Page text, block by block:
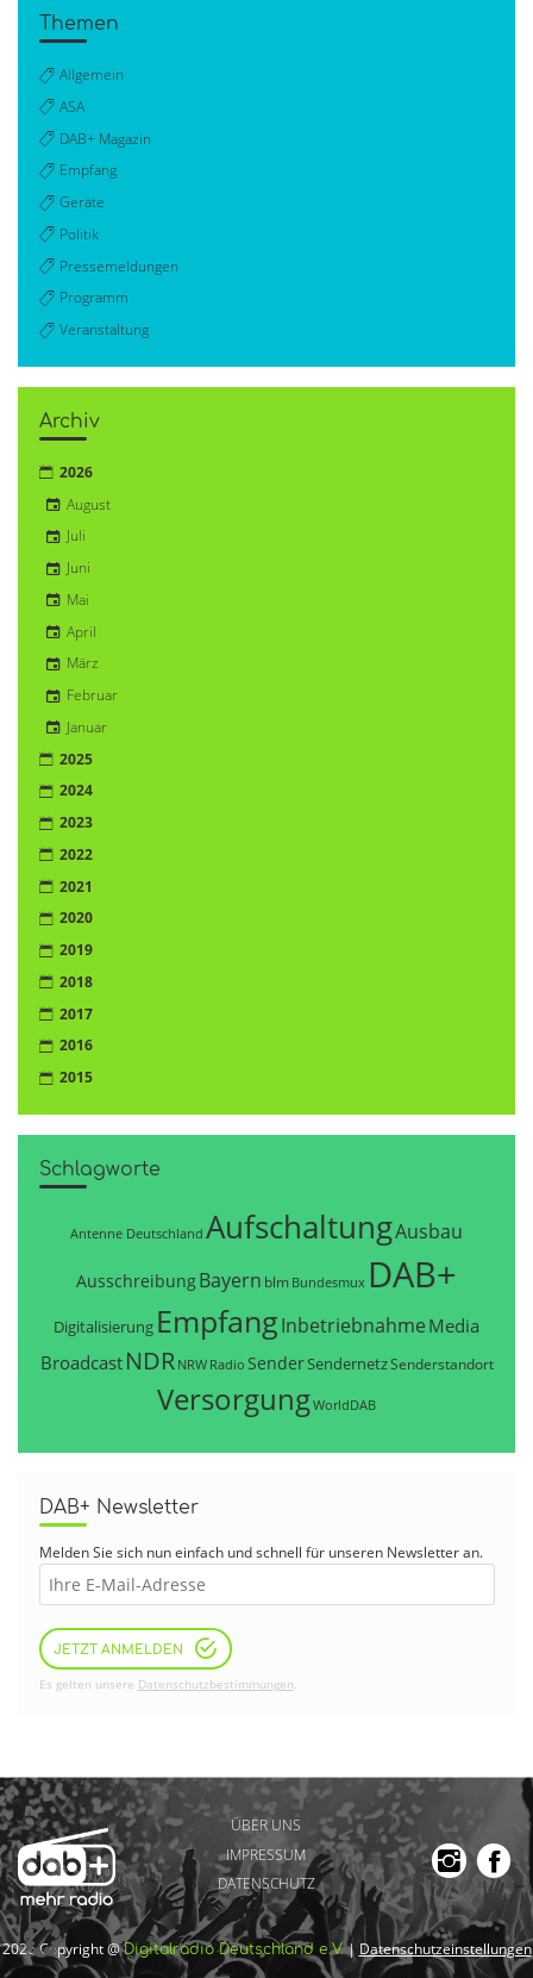
Themen
Allgemein
ASA
DAB+ Magazin
Empfang
Geräte
Politik
Pressemeldungen
Programm
Veranstaltung
Archiv
2026
August
Juli
Juni
Mai
April
März
Februar
Januar
2025
2024
2023
2022
2021
2020
2019
2018
2017
2016
2015
Schlagworte
Antenne Deutschland AufschaltungAusbau
AusschreibungBayern blm Bundesmux DAB+
Digitalisierung EmpfangInbetriebnahme Media
Broadcast NDR NRW Radio SenderSendernetzSenderstandort
VersorgungWorldDAB
DAB+ Newsletter
Melden Sie sich nun einfach und schnell für unseren Newsletter an.
JETZT ANMELDEN
Es gelten unsere Datenschutzbestimmungen.
ÜBER UNS
IMPRESSUM
DATENSCHUTZ
2026 Copyright @Digitalradio Deutschland e.V.| Datenschutzeinstellungen